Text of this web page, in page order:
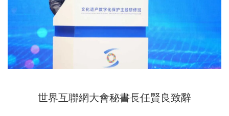
世界互聯網大會秘書長任賢良致辭